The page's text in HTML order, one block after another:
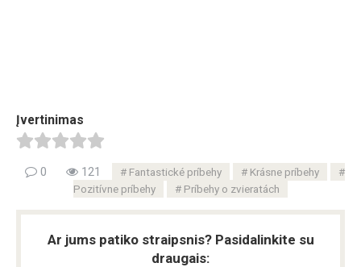
Įvertinimas
0 121 Fantastické príbehy
Krásne príbehy
Pozitívne príbehy
Príbehy o zvieratách
Ar jums patiko straipsnis? Pasidalinkite su
draugais: